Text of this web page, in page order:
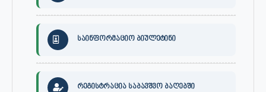
საინფორმაციო ბიულეტინი
რეგისტრაცია საბავშვო ბაღებში